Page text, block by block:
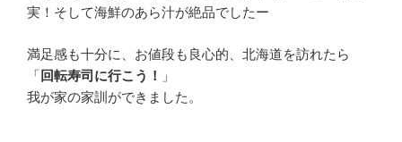
実！そして海鮮のあら汁が絶品でしたー
満足感も十分に、お値段も良心的、北海道を訪れたら
「 回転寿司に行こう！
」
我が家の家訓ができました。